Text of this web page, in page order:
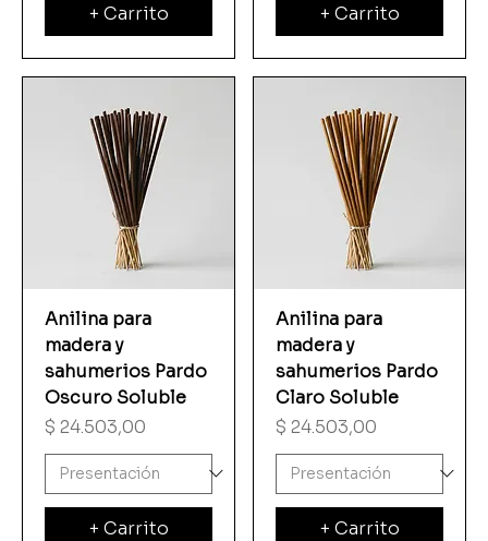
+ Carrito + Carrito
Anilina para
madera y
sahumerios Pardo
Oscuro Soluble
Precio
$ 24.503,00
+ Carrito
Anilina para
madera y
sahumerios Pardo
Claro Soluble
Precio
$ 24.503,00
+ Carrito